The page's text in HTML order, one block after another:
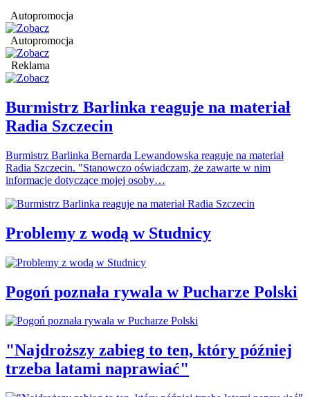
Autopromocja
Autopromocja
Reklama
Burmistrz Barlinka reaguje na materiał
Radia Szczecin
Burmistrz Barlinka Bernarda Lewandowska reaguje na materiał
Radia Szczecin. "Stanowczo oświadczam, że zawarte w nim
informacje dotyczące mojej osoby…
Problemy z wodą w Studnicy
Pogoń poznała rywala w Pucharze Polski
"Najdroższy zabieg to ten, który później
trzeba latami naprawiać"